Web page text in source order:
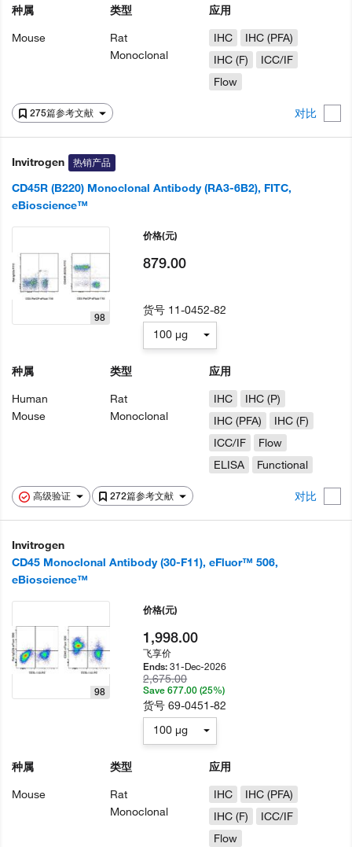
275篇参考文献 对比
种属
Mouse
类型
Rat
Monoclonal
应用
IHC
IHC (PFA)
IHC (F)
ICC/IF
Flow
Invitrogen 热销产品
CD45R (B220) Monoclonal Antibody (RA3-6B2), FITC,
eBioscience™
高级验证 272篇参考文献 对比
98
种属
Human
Mouse
类型
Rat
Monoclonal
应用
IHC
IHC (P)
IHC (PFA)
IHC (F)
ICC/IF
Flow
ELISA
Functional
价格(元)
879.00
货号 11-0452-82
100 µg
Invitrogen
CD45 Monoclonal Antibody (30-F11), eFluor™ 506,
eBioscience™
98
种属
Mouse
类型
Rat
Monoclonal
应用
IHC
IHC (PFA)
IHC (F)
ICC/IF
Flow
价格(元)
1,998.00
飞享价
Ends:31-Dec-2026
2,675.00
Save 677.00 (25%)
货号69-0451-82
100 µg